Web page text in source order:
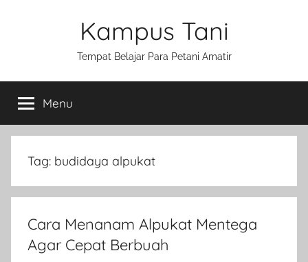
Kampus Tani
Tempat Belajar Para Petani Amatir
Menu
Tag: budidaya alpukat
Cara Menanam Alpukat Mentega
Agar Cepat Berbuah